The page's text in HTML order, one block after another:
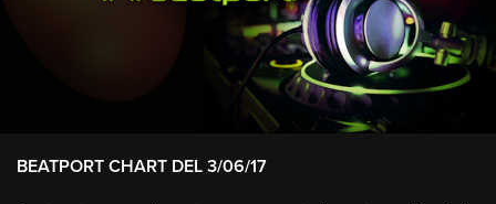
BEATPORT CHART DEL 3/06/17